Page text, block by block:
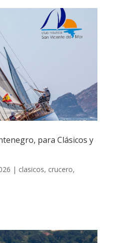
para Clásicos y
| clasicos, crucero,